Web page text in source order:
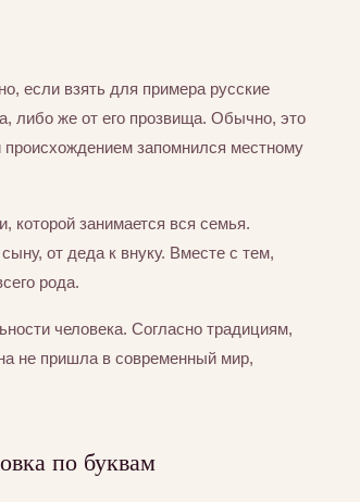
если взять для примера русские
либо же от его прозвища. Обычно, это
запомнился местному
которой занимается вся семья.
от деда к внуку. Вместе с тем,
рода.
человека. Согласно традициям,
не пришла в современный мир,
по буквам